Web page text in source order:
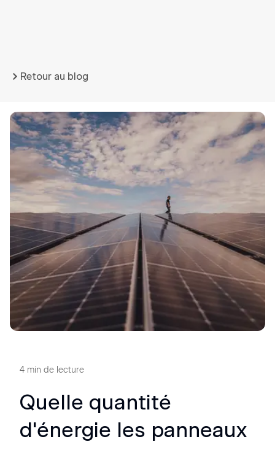
Retour au blog
4 min de lecture
Quelle quantité
d'énergie les panneaux